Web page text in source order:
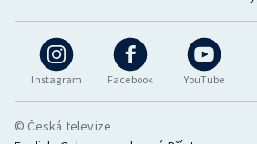
Instagram Facebook YouTube
© Česká televize